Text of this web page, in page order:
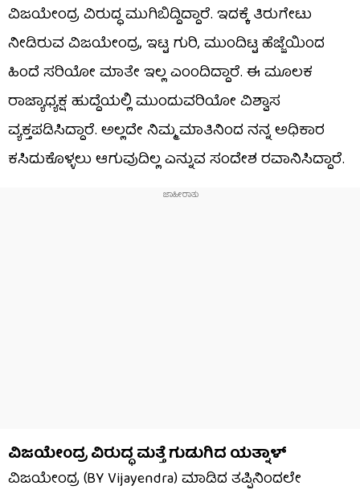
ವಿಜಯೇಂದ್ರ ವಿರುದ್ಧ ಮುಗಿಬಿದ್ದಿದ್ದಾರೆ. ಇದಕ್ಕೆ ತಿರುಗೇಟು
ನೀಡಿರುವ ವಿಜಯೇಂದ್ರ, ಇಟ್ಟ ಗುರಿ, ಮುಂದಿಟ್ಟ ಹೆಜ್ಜೆಯಿಂದ
ಹಿಂದೆ ಸರಿಯೋ ಮಾತೇ ಇಲ್ಲ ಎಂಂದಿದ್ದಾರೆ. ಈ ಮೂಲಕ
ರಾಜ್ಯಾಧ್ಯಕ್ಷ ಹುದ್ದೆಯಲ್ಲಿ ಮುಂದುವರಿಯೋ ವಿಶ್ವಾಸ
ವ್ಯಕ್ತಪಡಿಸಿದ್ದಾರೆ. ಅಲ್ಲದೇ ನಿಮ್ಮ ಮಾತಿನಿಂದ ನನ್ನ ಅಧಿಕಾರ
ಕಸಿದುಕೊಳ್ಳಲು ಆಗುವುದಿಲ್ಲ ಎನ್ನುವ ಸಂದೇಶ ರವಾನಿಸಿದ್ದಾರೆ.
ವಿಜಯೇಂದ್ರ ವಿರುದ್ಧ ಮತ್ತೆ ಗುಡುಗಿದ ಯತ್ನಾಳ್
ವಿಜಯೇಂದ್ರ (BY Vijayendra) ಮಾಡಿದ ತಪ್ಪಿನಿಂದಲೇ